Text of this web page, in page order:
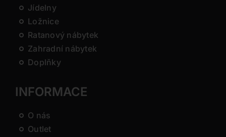
Jídelny
Ložnice
Ratanový nábytek
Zahradní nábytek
Doplňky
INFORMACE
O nás
Outlet